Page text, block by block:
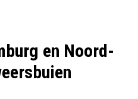
en Noord-